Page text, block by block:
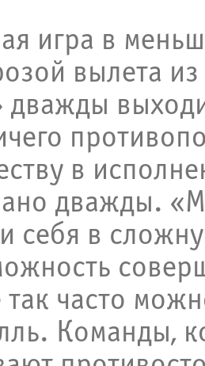
игра в
вылета
дважды
в
дважды.
себя в
так часто
Команды,